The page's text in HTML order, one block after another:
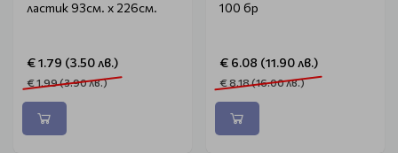
ластик 93см. х 226см.
€ 1.79 (3.50 лв.)
€ 1.99 (3.90 лв.)
100 бр
€ 6.08 (11.90 лв.)
€ 8.18 (16.00 лв.)